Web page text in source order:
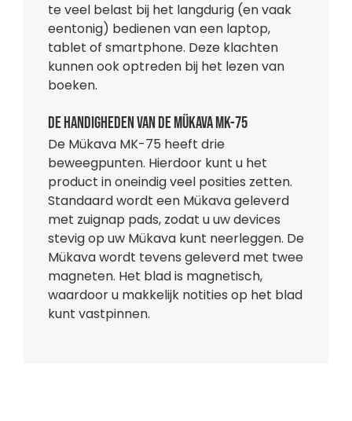
te veel belast bij het langdurig (en vaak
eentonig) bedienen van een laptop,
tablet of smartphone. Deze klachten
kunnen ook optreden bij het lezen van
boeken.
De handigheden van de Mükava MK-75
De Mükava MK-75 heeft drie
beweegpunten. Hierdoor kunt u het
product in oneindig veel posities zetten.
Standaard wordt een Mükava geleverd
met zuignap pads, zodat u uw devices
stevig op uw Mükava kunt neerleggen. De
Mükava wordt tevens geleverd met twee
magneten. Het blad is magnetisch,
waardoor u makkelijk notities op het blad
kunt vastpinnen.